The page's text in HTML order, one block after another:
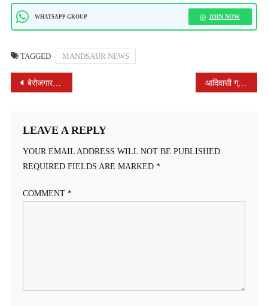
WHATSAPP GROUP JOIN NOW
TAGGED MANDSAUR NEWS
POST
बेरोजगार सेना का धरना समाप्त, तहसीलदार ने कार्यवाही का दिया आश्वासन आदिवासी ग्राम विजया तलाई प्राथमिक विद्यालय के छात्र पहुंचे पुलिस थाना सिंगोली
LEAVE A REPLY
YOUR EMAIL ADDRESS WILL NOT BE PUBLISHED.
REQUIRED FIELDS ARE MARKED *
COMMENT *